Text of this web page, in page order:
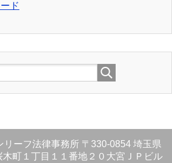
ド
リーフ法律事務所 〒330-0854 埼玉県
木町１丁目１１番地２０大宮ＪＰビル